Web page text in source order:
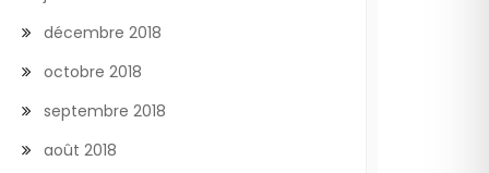
décembre 2018
octobre 2018
septembre 2018
août 2018